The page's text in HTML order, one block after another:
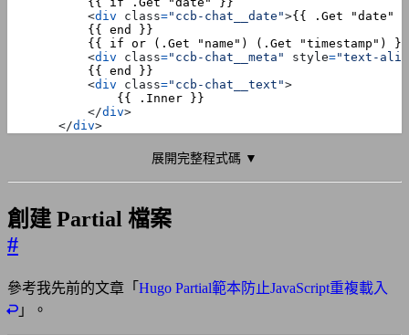
<div class="ccb-chat__date">{{ .Get "date"
<div class="ccb-chat__meta" style="text-
<div class="ccb-chat__text">
</div>
</div>
展開完整程式碼 ▼
創建 Partial 檔案
#
參考我先前的文章「 Hugo Partial範本防止JavaScript重複載入
」。